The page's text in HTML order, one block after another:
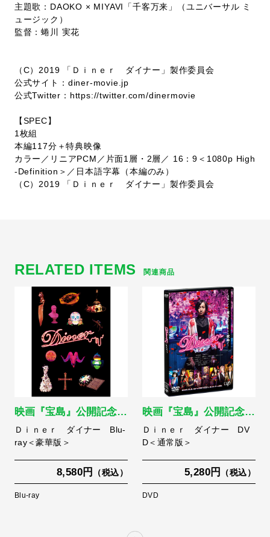
主題歌：DAOKO × MIYAVI「千客万来」（ユニバーサル ミ
ュージック）
監督：蜷川 実花
（C）2019 「Ｄｉｎｅｒ ダイナー」製作委員会
公式サイト： diner-movie.jp
公式Twitter： https://twitter.com/dinermovie
【SPEC】
1枚組
本編117分＋特典映像
カラー／リニアPCM／片面1層・2層／ 16：9＜1080p High
-Definition＞／日本語字幕（本編のみ）
（C）2019 「Ｄｉｎｅｒ ダイナー」製作委員会
RELATED ITEMS 関連商品
映画『宝島』公開記念…
Ｄｉｎｅｒ ダイナー Blu-
ray＜豪華版＞
8,580円 （税込）
Blu-ray
映画『宝島』公開記念…
Ｄｉｎｅｒ ダイナー DV
D＜通常版＞
5,280円 （税込）
DVD